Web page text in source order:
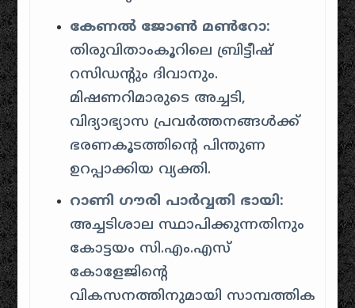
കേണൽ ജോൺ മൺറോ:
തിരുവിതാംകൂറിലെ ബ്രിട്ടീഷ്
റസിഡന്റും ദിവാനും.
മിഷണറിമാരുടെ അച്ചടി,
വിദ്യാഭ്യാസ പ്രവർത്തനങ്ങൾക്ക്
ഭരണകൂടത്തിന്റെ പിന്തുണ
ഉറപ്പാക്കിയ വ്യക്തി.
റാണി ഗൗരി പാർവ്വതി ഭായി:
അച്ചടിശാല സ്ഥാപിക്കുന്നതിനും
കോട്ടയം സി.എം.എസ്
കോളേജിന്റെ
വികസനത്തിനുമായി സാമ്പത്തിക